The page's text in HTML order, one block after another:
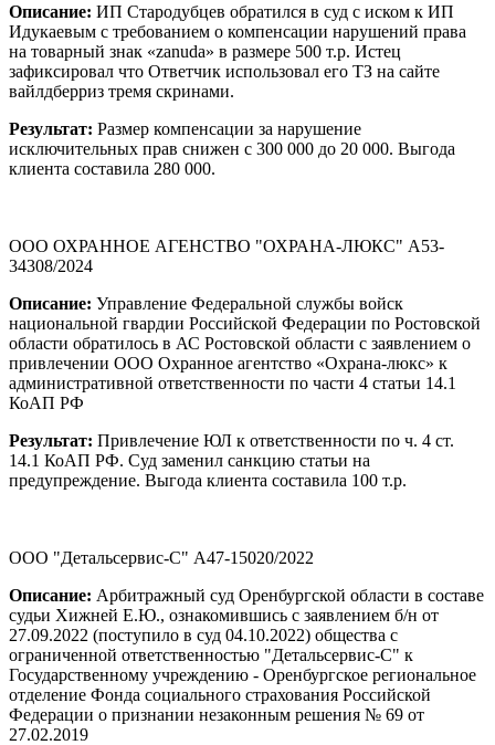
Описание: ИП Стародубцев обратился в суд с иском к ИП
Идукаевым с требованием о компенсации нарушений права
на товарный знак «zanuda» в размере 500 т.р. Истец
зафиксировал что Ответчик использовал его ТЗ на сайте
вайлдберриз тремя скринами.
Результат: Размер компенсации за нарушение
исключительных прав снижен с 300 000 до 20 000. Выгода
клиента составила 280 000.
ООО ОХРАННОЕ АГЕНСТВО "ОХРАНА-ЛЮКС" А53-
34308/2024
Описание: Управление Федеральной службы войск
национальной гвардии Российской Федерации по Ростовской
области обратилось в АС Ростовской области с заявлением о
привлечении ООО Охранное агентство «Охрана-люкс» к
административной ответственности по части 4 статьи 14.1
КоАП РФ
Результат: Привлечение ЮЛ к ответственности по ч. 4 ст.
14.1 КоАП РФ. Суд заменил санкцию статьи на
предупреждение. Выгода клиента составила 100 т.р.
ООО "Детальсервис-С" А47-15020/2022
Описание: Арбитражный суд Оренбургской области в составе
судьи Хижней Е.Ю., ознакомившись с заявлением б/н от
27.09.2022 (поступило в суд 04.10.2022) общества с
ограниченной ответственностью "Детальсервис-С" к
Государственному учреждению - Оренбургское региональное
отделение Фонда социального страхования Российской
Федерации о признании незаконным решения № 69 от
27.02.2019